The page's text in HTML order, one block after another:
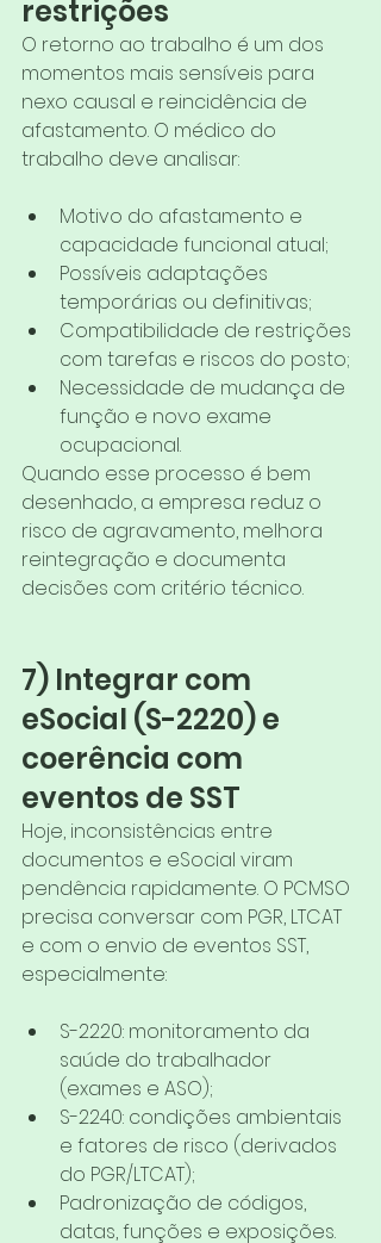
restrições
O retorno ao trabalho é um dos
momentos mais sensíveis para
nexo causal e reincidência de
afastamento. O médico do
trabalho deve analisar:
Motivo do afastamento e
capacidade funcional atual;
Possíveis adaptações
temporárias ou definitivas;
Compatibilidade de restrições
com tarefas e riscos do posto;
Necessidade de mudança de
função e novo exame
ocupacional.
Quando esse processo é bem
desenhado, a empresa reduz o
risco de agravamento, melhora
reintegração e documenta
decisões com critério técnico.
7) Integrar com
eSocial (S-2220) e
coerência com
eventos de SST
Hoje, inconsistências entre
documentos e eSocial viram
pendência rapidamente. O PCMSO
precisa conversar com PGR, LTCAT
e com o envio de eventos SST,
especialmente:
S-2220: monitoramento da
saúde do trabalhador
(exames e ASO);
S-2240: condições ambientais
e fatores de risco (derivados
do PGR/LTCAT);
Padronização de códigos,
datas, funções e exposições.